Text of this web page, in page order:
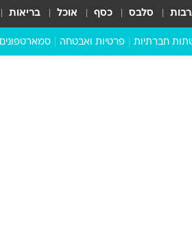
סלבס כסף אוכל בריאות
חברתיות פרטיות ואבטחה סמארטפונים